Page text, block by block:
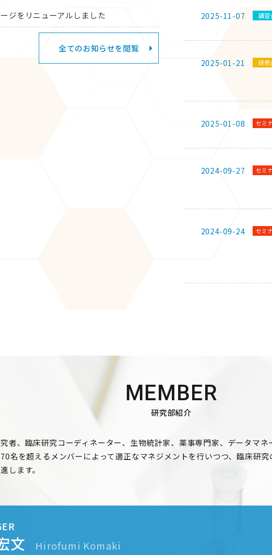
ジをリニューアルしました
全てのお知らせを閲覧
2025-11-07 講習
2025-01-21 研修
2025-01-08 セミ
2024-09-27 セミ
2024-09-24 セミ
MEMBER
研究部紹介
者、臨床研究コーディネーター、生物統計家、薬事専門家、データマ
名を超えるメンバーによって適正なマネジメントを行いつつ、臨床研
します。
文 Hirofumi Komaki